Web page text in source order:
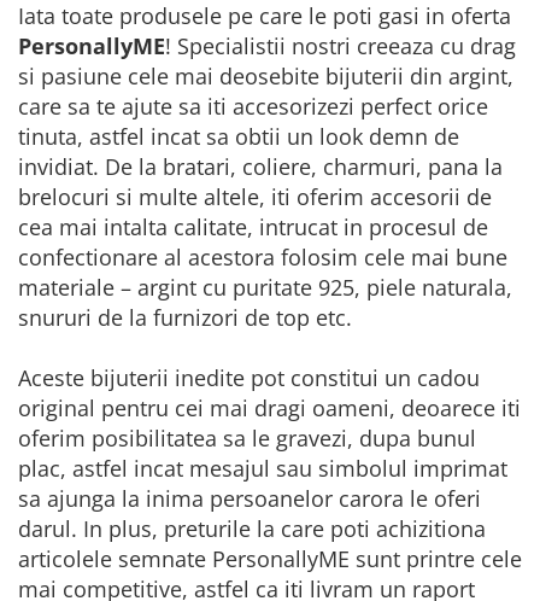
Iata toate produsele pe care le poti gasi in oferta
PersonallyME! Specialistii nostri creeaza cu drag
si pasiune cele mai deosebite bijuterii din argint,
care sa te ajute sa iti accesorizezi perfect orice
tinuta, astfel incat sa obtii un look demn de
invidiat. De la bratari, coliere, charmuri, pana la
brelocuri si multe altele, iti oferim accesorii de
cea mai intalta calitate, intrucat in procesul de
confectionare al acestora folosim cele mai bune
materiale – argint cu puritate 925, piele naturala,
snururi de la furnizori de top etc.
Aceste bijuterii inedite pot constitui un cadou
original pentru cei mai dragi oameni, deoarece iti
oferim posibilitatea sa le gravezi, dupa bunul
plac, astfel incat mesajul sau simbolul imprimat
sa ajunga la inima persoanelor carora le oferi
darul. In plus, preturile la care poti achizitiona
articolele semnate PersonallyME sunt printre cele
mai competitive, astfel ca iti livram un raport